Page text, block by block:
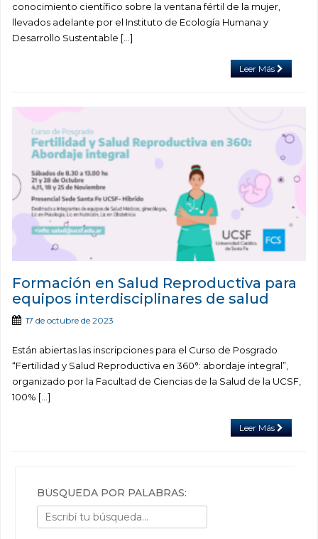
conocimiento científico sobre la ventana fértil de la mujer,
llevados adelante por el Instituto de Ecología Humana y
Desarrollo Sustentable […]
Leer Más
Formación en Salud Reproductiva para
equipos interdisciplinares de salud
17 de octubre de 2023
Están abiertas las inscripciones para el Curso de Posgrado
“Fertilidad y Salud Reproductiva en 360°: abordaje integral”,
organizado por la Facultad de Ciencias de la Salud de la UCSF,
100% […]
Leer Más
BÚSQUEDA POR PALABRAS: